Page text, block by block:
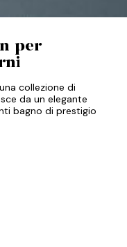
per
collezione di
da un elegante
bagno di prestigio